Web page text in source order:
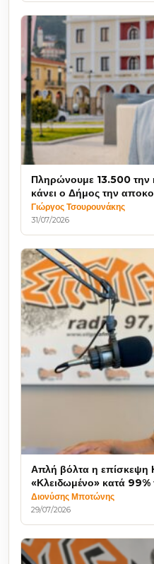
Πληρώνουμε 13.500 την
κάνει ο Δήμος την
Γιώργος Τσουρουνάκης
31/07/2026
Απλή βόλτα η επίσκεψη
«Κλειδωμένο» κατά
Διονύσης Μποτώνης
29/07/2026